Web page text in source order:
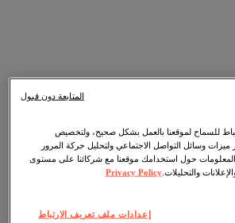
للسماح لموقعنا بالعمل بشكل صحيح، ولتخصيص
ميزات وسائل التواصل الاجتماعي ولتحليل حركة المرور
حول استخدامك موقعنا مع شركائنا على مستوى
والتحليلات.Privacy Policy
إعدادات ملف تعريف الارتباط
المتابعة دون قبول